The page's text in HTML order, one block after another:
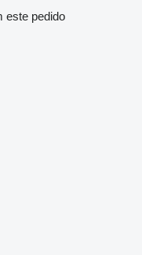
este pedido